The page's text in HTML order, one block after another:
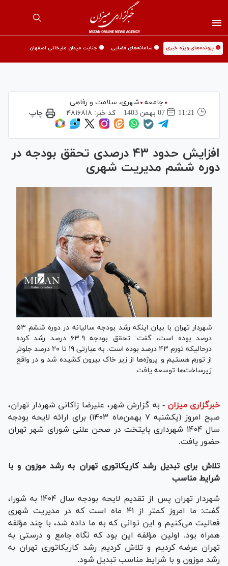
🟡 پرونده‌های ویژه خبری 🟡 سامانه‌های قضایی 🟡 جنایت میدان علیخانی اصفهان
جامعه
شهری،‌ سلامت و رفاهی
11:21
07 بهمن 1403 کد خبر: ۴۸۱۶۸۱۸ چاپ
افزایش حدود ۴۳ درصدی تحقق بودجه در
دوره ششم مدیریت شهری
شهردار تهران با بیان اینکه رشد بودجه سالیانه در دوره ششم ۵۳
درصد بوده است، گفت: تحقق بودجه ۶۳.۹ درصد رشد کرده
درحالیکه تورم ۴۳ درصد بوده است. به عبارتی ۱۹ تا ۲۰ درصد جلوتر
از تورم هستیم و پروژه‌ها از زیر خاک بیرون کشیده شد و در واقع
زیرساخت‌ها توسعه یافت.
خبرگزاری میزان - به گزارش شهر، علیرضا زاکانی شهردار تهران،
صبح امروز (یکشنبه ۷ بهمن‌ماه ۱۴۰۳) برای ارائه لایحه بودجه
سال ۱۴۰۴ شهرداری پایتخت در صحن علنی شورای شهر تهران
حضور یافت.
تلاش برای تبدیل رشد کاریکاتوری تهران به رشد موزون و با
شرایط مناسب
شهردار تهران پس از تقدیم لایحه بودجه سال ۱۴۰۴ به شورا،
گفت: ما امروز کمتر از ۴۱ ماه است که در مدیریت شهری
فعالیت می‌کنیم و این توانی که به ما داده شد، با چند مؤلفه
همراه بود. اولین مؤلفه این بود که نگاه جامع و درستی به
تهران عرضه کردیم و تلاش کردیم رشد کاریکاتوری تهران به
رشد موزون و با شرایط مناسب تبدیل شود.